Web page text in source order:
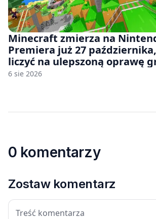
Minecraft zmierza na
Premiera już 27
liczyć na ulepszoną oprawę
6 sie 2026
0 komentarzy
Zostaw komentarz